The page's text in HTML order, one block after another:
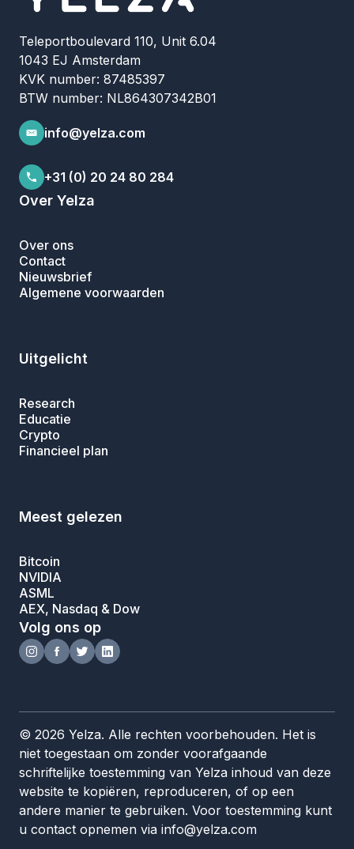
Teleportboulevard 110, Unit 6.04
1043 EJ Amsterdam
KVK number: 87485397
BTW number: NL864307342B01
info@yelza.com
+31 (0) 20 24 80 284
Over Yelza
Over ons
Contact
Nieuwsbrief
Algemene voorwaarden
Uitgelicht
Research
Educatie
Crypto
Financieel plan
Meest gelezen
Bitcoin
NVIDIA
ASML
AEX, Nasdaq & Dow
Volg ons op
© 2026 Yelza. Alle rechten voorbehouden. Het is
niet toegestaan om zonder voorafgaande
schriftelijke toestemming van Yelza inhoud van deze
website te kopiëren, reproduceren, of op een
andere manier te gebruiken. Voor toestemming kunt
u contact opnemen via info@yelza.com